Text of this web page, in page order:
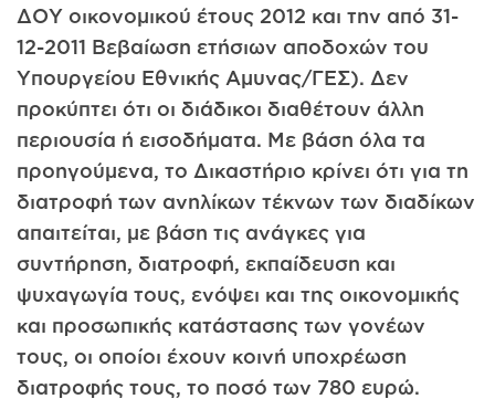
ΔΟΥ οικονομικού έτους 2012 και την από 31-
12-2011 Βεβαίωση ετήσιων αποδοχών του
Υπουργείου Εθνικής Αμυνας/ΓΕΣ). Δεν
προκύπτει ότι οι διάδικοι διαθέτουν άλλη
περιουσία ή εισοδήματα. Με βάση όλα τα
προηγούμενα, το Δικαστήριο κρίνει ότι για τη
διατροφή των ανηλίκων τέκνων των διαδίκων
απαιτείται, με βάση τις ανάγκες για
συντήρηση, διατροφή, εκπαίδευση και
ψυχαγωγία τους, ενόψει και της οικονομικής
και προσωπικής κατάστασης των γονέων
τους, οι οποίοι έχουν κοινή υποχρέωση
διατροφής τους, το ποσό των 780 ευρώ.